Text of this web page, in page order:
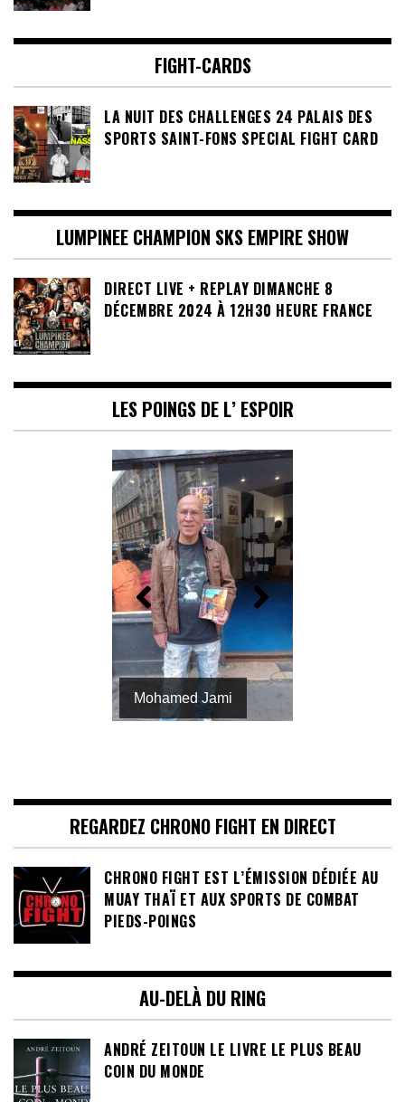
FIGHT-CARDS
LA NUIT DES CHALLENGES 24 PALAIS DES
SPORTS SAINT-FONS SPECIAL FIGHT CARD
LUMPINEE CHAMPION SKS EMPIRE SHOW
DIRECT LIVE + REPLAY DIMANCHE 8
DÉCEMBRE 2024 À 12H30 HEURE FRANCE
LES POINGS DE L’ ESPOIR
Mohamed Jami
REGARDEZ CHRONO FIGHT EN DIRECT
CHRONO FIGHT EST L’ÉMISSION DÉDIÉE AU
MUAY THAÏ ET AUX SPORTS DE COMBAT
PIEDS-POINGS
AU-DELÀ DU RING
ANDRÉ ZEITOUN LE LIVRE LE PLUS BEAU
COIN DU MONDE